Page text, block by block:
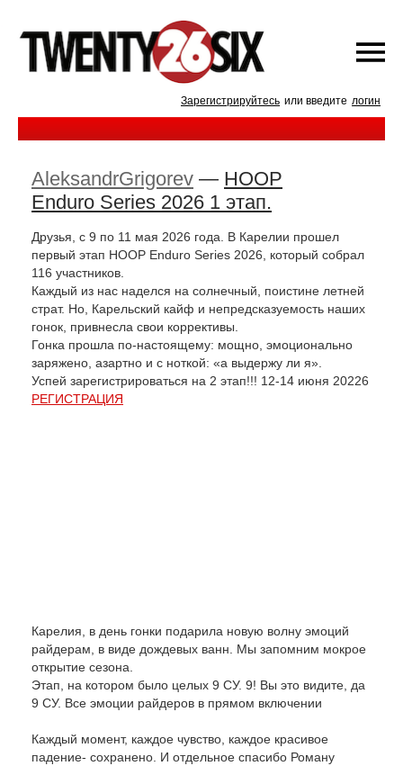
Зарегистрируйтесь или введите логин
AleksandrGrigorev — HOOP
Enduro Series 2026 1 этап.
Друзья, с 9 по 11 мая 2026 года. В Карелии прошел
первый этап HOOP Enduro Series 2026, который собрал
116 участников.
Каждый из нас наделся на солнечный, поистине летней
страт. Но, Карельский кайф и непредсказуемость наших
гонок, привнесла свои коррективы.
Гонка прошла по-настоящему: мощно, эмоционально
заряжено, азартно и с ноткой: «а выдержу ли я».
Успей зарегистрироваться на 2 этап!!! 12-14 июня 20226
РЕГИСТРАЦИЯ
Карелия, в день гонки подарила новую волну эмоций
райдерам, в виде дождевых ванн. Мы запомним мокрое
открытие сезона.
Этап, на котором было целых 9 СУ. 9! Вы это видите, да
9 СУ. Все эмоции райдеров в прямом включении
Каждый момент, каждое чувство, каждое красивое
падение- сохранено. И отдельное спасибо Роману